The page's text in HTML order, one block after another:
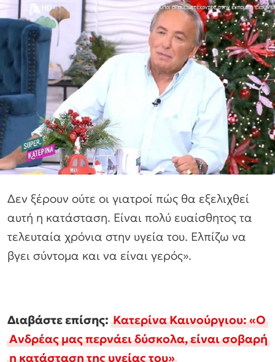
Δεν ξέρουν ούτε οι γιατροί πώς θα εξελιχθεί
αυτή η κατάσταση. Είναι πολύ ευαίσθητος τα
τελευταία χρόνια στην υγεία του. Ελπίζω να
βγει σύντομα και να είναι γερός».
Διαβάστε επίσης:Κατερίνα Καινούργιου: «Ο
Ανδρέας μας περνάει δύσκολα, είναι σοβαρή
η κατάσταση της υγείας του»